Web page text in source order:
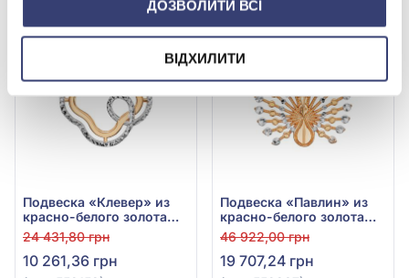
ДОЗВОЛИТИ ВСІ
ВІДХИЛИТИ
Подвеска «Клевер» из
красно-белого золота
585° с фианитом, арт.
559152
24 431,80 грн
10 261,36 грн
Подвеска «Павлин» из
красно-белого золота
585° без вставки, арт.
559287
46 922,00 грн
19 707,24 грн